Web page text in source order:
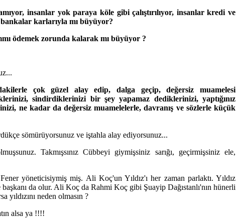
insanlar yok paraya köle gibi çalıştırılıyor, insanlar kredi ve
karlarıyla mı büyüyor?
ödemek zorunda kalarak mı büyüyor ?
çok güzel alay edip, dalga geçip, değersiz muamelesi
sindirdiklerinizi bir şey yapamaz dediklerinizi, yaptığınız
ne kadar da değersiz muamelelerle, davranış ve sözlerle küçük
sömürüyorsunuz ve iştahla alay ediyorsunuz...
Takmışsınız Cübbeyi giymişsiniz sarığı, geçirmişsiniz ele,
yöneticisiymiş miş. Ali Koç'un Yıldız'ı her zaman parlaktı. Yıldız
da olur. Ali Koç da Rahmi Koç gibi Şuayip Dağıstanlı'nın hünerli
yıldızını neden olmasın ?
alsa ya !!!!